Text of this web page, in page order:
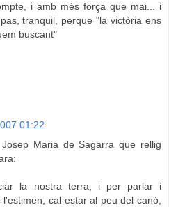
i amb més força que mai... i
tranquil, perque "la victòria ens
buscant"
01:22
Maria de Sagarra que rellig
la nostra terra, i per parlar i
cal estar al peu del canó,